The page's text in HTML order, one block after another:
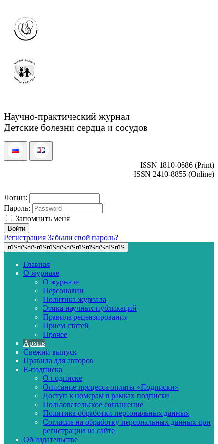
Научно-практический журнал
Детские болезни сердца и сосудов
ISSN 1810-0686 (Print)
ISSN 2410-8855 (Online)
Логин:
Пароль:
Запомнить меня
Регистрация Забыли свой пароль?
пїЅпїЅпїЅпїЅпїЅпїЅпїЅпїЅпїЅпїЅпїЅпїЅ
Главная
О журнале
О журнале
Персоналии
Политика журнала
Этика научных публикаций
Правила рецензирования
Прием статей
Прочее
Архив
Свежий выпуск
Правила для авторов
E-подписка
О подписке
Описание процесса оплаты «Подписки»
Доступ к номерам в рамках подписки
Пользовательское соглашение
Политика обработки персональных данных
Согласие на обработку персональных данных при
регистрации на сайте
Об издательстве